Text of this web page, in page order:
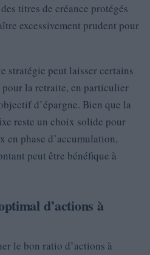
titres de créance protégés
excessivement prudent pour
stratégie peut laisser certains
pour la retraite, en particulier
d’épargne. Bien que la
reste un choix solide pour
en phase d’accumulation,
peut être bénéfique à
d’actions à
le bon ratio d’actions à